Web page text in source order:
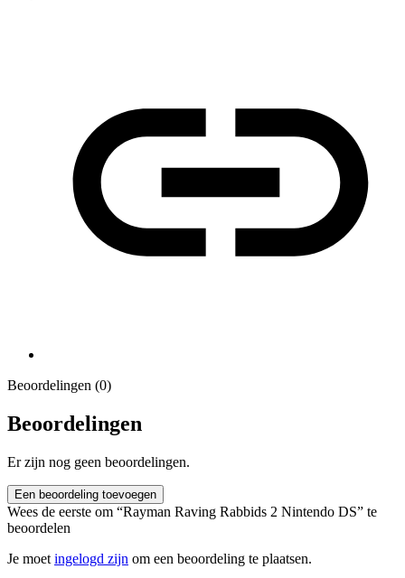
Beoordelingen (0)
Beoordelingen
Er zijn nog geen beoordelingen.
Een beoordeling toevoegen
Wees de eerste om “Rayman Raving Rabbids 2 Nintendo DS” te
beoordelen
Je moet ingelogd zijn om een beoordeling te plaatsen.